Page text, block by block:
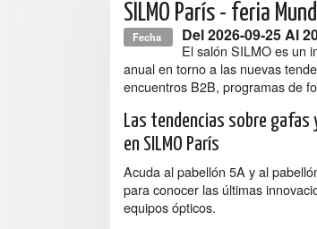
SILMO París - feria
Fecha Del2026-09-25Al
El salón SILMO es un
anual en torno a las nuevas
encuentros B2B, programas de
Las tendencias sobre
en SILMO París
Acuda al pabellón 5A y al
para conocer las últimas
equipos ópticos.